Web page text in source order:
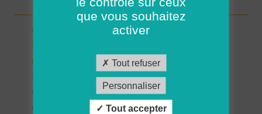
Aide à domicile - CDD été - Locmaria-
Plouzané/Plougonvelin/Le Conquet/Trébabu
(H/F)
que vous souhaitez
activer
Tout refuser
Personnaliser
Tout accepter